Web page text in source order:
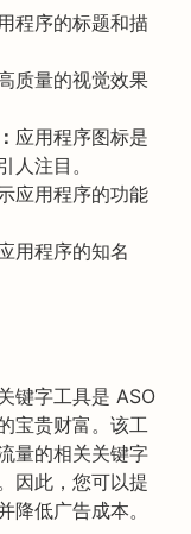
程序的标题和描
质量的视觉效果
： 应用程序图标是
人注目。
应用程序的功能
用程序的知名
键字工具是 ASO
宝贵财富。该工
量的相关关键字
因此，您可以提
降低广告成本。